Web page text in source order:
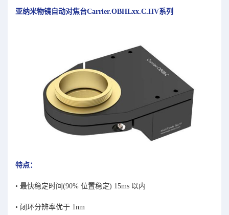
亚纳米物镜自动对焦台Carrier.OBHLxx.C.HV系列
特点：
• 最快稳定时间(90% 位置稳定) 15ms 以内
• 闭环分辨率优于 1nm